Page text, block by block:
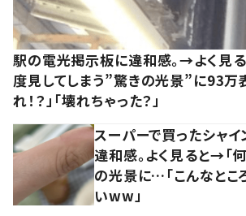
駅の電光掲示板に違和感。→よく見
度見してしまう”驚きの光景”に93万
れ！？」「壊れちゃった？」
スーパーで買ったシャイ
違和感。よく見ると→「
の光景に…「こんなとこ
いww」